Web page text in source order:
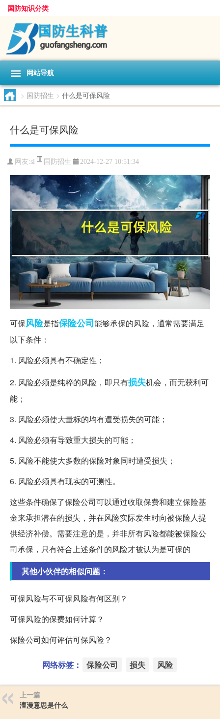
国防知识分类
网站导航
> 国防招生 > 什么是可保风险
什么是可保风险
网友:sl 国防招生 2024-12-27 10:51:34
可保风险是指保险公司能够承保的风险，通常需要满足
以下条件：
1. 风险必须具有不确定性；
2. 风险必须是纯粹的风险，即只有损失机会，而无获利可
能；
3. 风险必须使大量标的均有遭受损失的可能；
4. 风险必须有导致重大损失的可能；
5. 风险不能使大多数的保险对象同时遭受损失；
6. 风险必须具有现实的可测性。
这些条件确保了保险公司可以通过收取保费和建立保险基
金来承担潜在的损失，并在风险实际发生时向被保险人提
供经济补偿。需要注意的是，并非所有风险都能被保险公
司承保，只有符合上述条件的风险才被认为是可保的
其他小伙伴的相似问题：
可保风险与不可保风险有何区别？
可保风险的保费如何计算？
保险公司如何评估可保风险？
网络标签： 保险公司 损失 风险
上一篇
澶漫意思是什么